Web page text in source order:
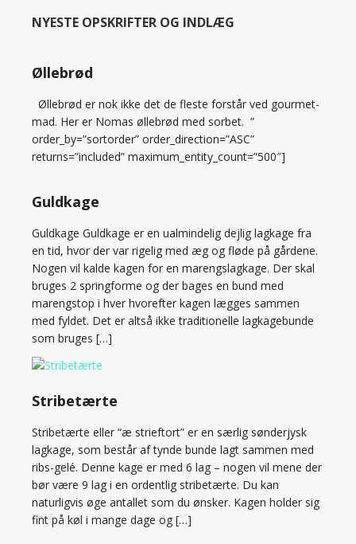
NYESTE OPSKRIFTER OG INDLÆG
Øllebrød
Øllebrød er nok ikke det de fleste forstår ved gourmet-
mad. Her er Nomas øllebrød med sorbet. ”
order_by=”sortorder” order_direction=”ASC”
returns=”included” maximum_entity_count=”500″]
Guldkage
Guldkage Guldkage er en ualmindelig dejlig lagkage fra
en tid, hvor der var rigelig med æg og fløde på gårdene.
Nogen vil kalde kagen for en marengslagkage. Der skal
bruges 2 springforme og der bages en bund med
marengstop i hver hvorefter kagen lægges sammen
med fyldet. Det er altså ikke traditionelle lagkagebunde
som bruges […]
Stribetærte
Stribetærte eller “æ strieftort” er en særlig sønderjysk
lagkage, som består af tynde bunde lagt sammen med
ribs-gelé. Denne kage er med 6 lag – nogen vil mene der
bør være 9 lag i en ordentlig stribetærte. Du kan
naturligvis øge antallet som du ønsker. Kagen holder sig
fint på køl i mange dage og […]